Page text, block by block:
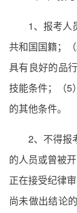
1、报考人
共和国国籍；
具有良好的品
技能条件；（5
的其他条件。
2、不得报
的人员或曾被
正在接受纪律
尚未做出结论